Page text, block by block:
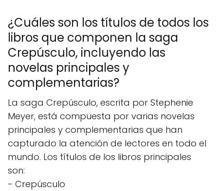
¿Cuáles son los títulos de todos los
libros que componen la saga
Crepúsculo, incluyendo las
novelas principales y
complementarias?
La saga Crepúsculo, escrita por Stephenie
Meyer, está compuesta por varias novelas
principales y complementarias que han
capturado la atención de lectores en todo el
mundo. Los títulos de los libros principales
son:
- Crepúsculo